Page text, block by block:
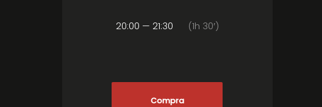
20:00 — 21:30 (1h 30′)
Compra